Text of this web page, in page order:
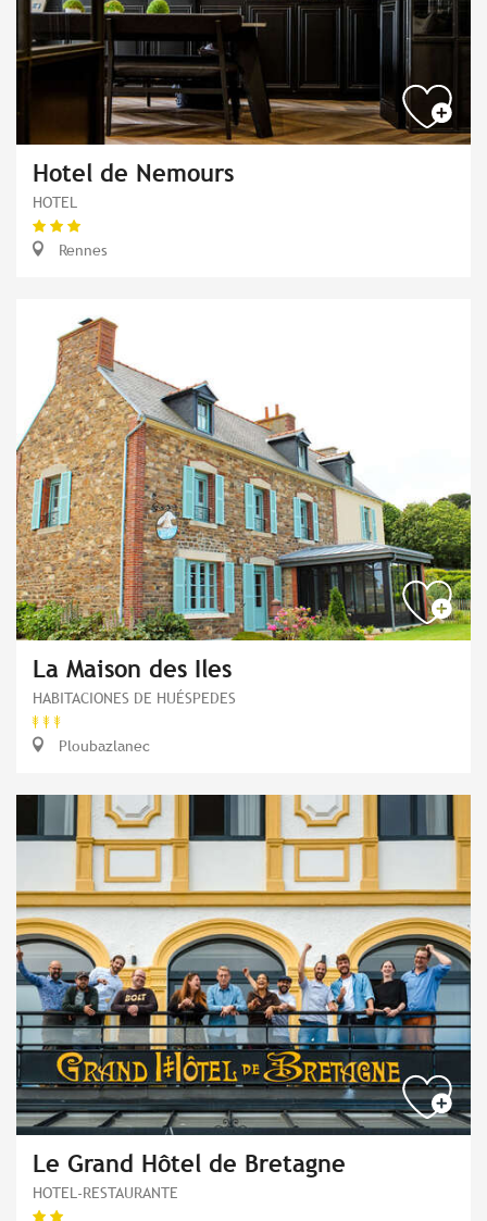
Hotel de Nemours
HOTEL
Rennes
La Maison des Iles
HABITACIONES DE HUÉSPEDES
Ploubazlanec
Le Grand Hôtel de Bretagne
HOTEL-RESTAURANTE